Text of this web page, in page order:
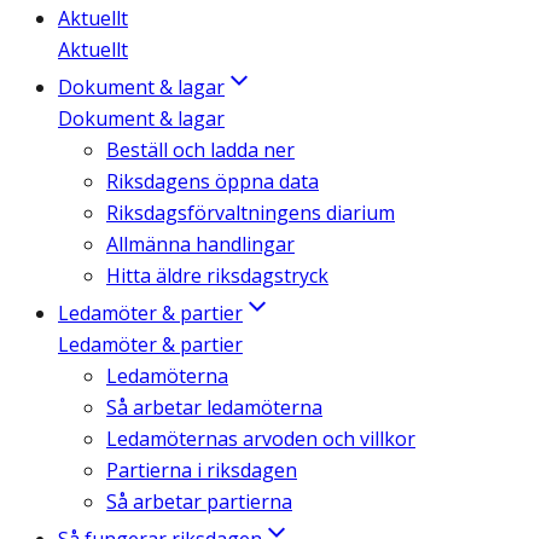
Aktuellt
Aktuellt
Dokument & lagar
Dokument & lagar
Beställ och ladda ner
Riksdagens öppna data
Riksdagsförvaltningens diarium
Allmänna handlingar
Hitta äldre riksdagstryck
Ledamöter & partier
Ledamöter & partier
Ledamöterna
Så arbetar ledamöterna
Ledamöternas arvoden och villkor
Partierna i riksdagen
Så arbetar partierna